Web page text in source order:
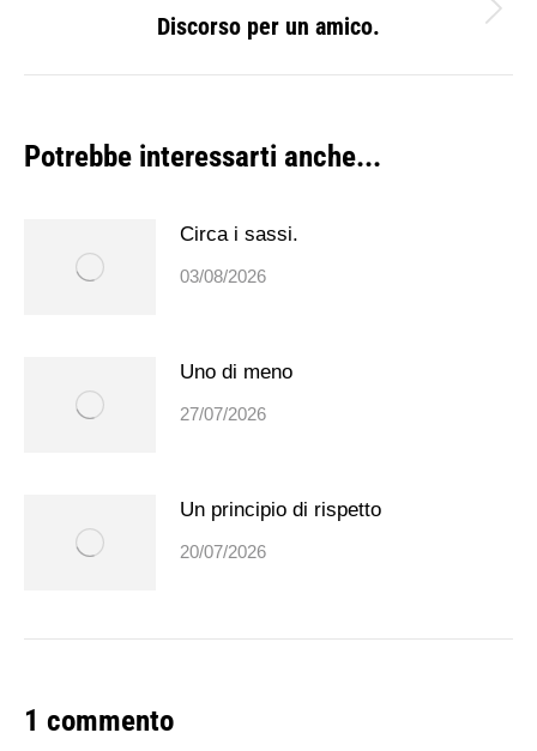
Prossimo
post:
Discorso per un amico.
Potrebbe interessarti anche...
Circa i sassi.
03/08/2026
Uno di meno
27/07/2026
Un principio di rispetto
20/07/2026
1 commento